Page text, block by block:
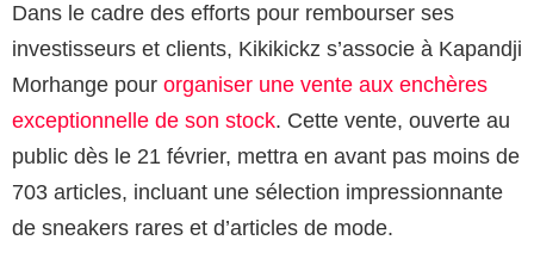
Dans le cadre des efforts pour rembourser ses
investisseurs et clients, Kikikickz s’associe à Kapandji
Morhange pour organiser une vente aux enchères
exceptionnelle de son stock. Cette vente, ouverte au
public dès le 21 février, mettra en avant pas moins de
703 articles, incluant une sélection impressionnante
de sneakers rares et d’articles de mode.